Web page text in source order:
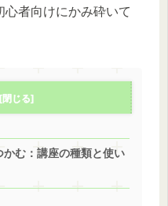
者向けにかみ砕いて
む：講座の種類と使い